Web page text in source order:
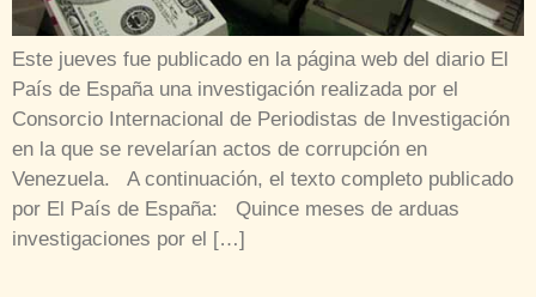
Este jueves fue publicado en la página web del diario El
País de España una investigación realizada por el
Consorcio Internacional de Periodistas de Investigación
en la que se revelarían actos de corrupción en
Venezuela. A continuación, el texto completo publicado
por El País de España: Quince meses de arduas
investigaciones por el […]